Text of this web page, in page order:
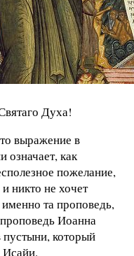
Духа!
выражение в
означает, как
пожелание,
никто не хочет
та проповедь,
Иоанна
пустыни, который
Исайи.